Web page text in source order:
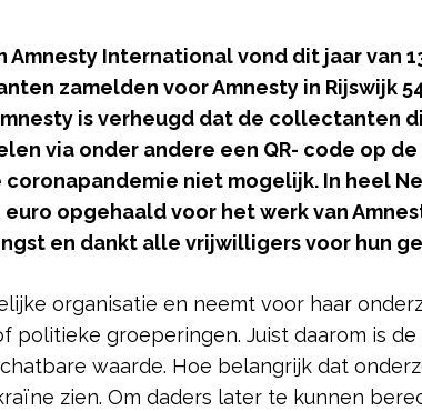
International vond dit jaar van
zamelden voor Amnesty in Rijswijk
is verheugd dat de collectanten
via onder andere een QR- code op
coronapandemie niet mogelijk. In heel
euro opgehaald voor het werk van
en dankt alle vrijwilligers voor hun
organisatie en neemt voor haar
politieke groeperingen. Juist daarom is
waarde. Hoe belangrijk dat
zien. Om daders later te kunnen